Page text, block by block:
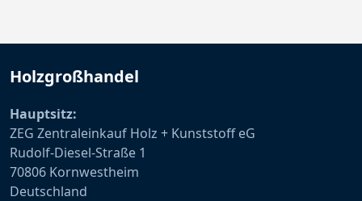
Holzgroßhandel
Hauptsitz:
ZEG Zentraleinkauf Holz + Kunststoff eG
Rudolf-Diesel-Straße 1
70806 Kornwestheim
Deutschland